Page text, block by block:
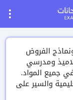
الفروض
وتقييم المكتسبات 2026 لتلاميذ ومدرسي
في جميع المواد.
والسير على